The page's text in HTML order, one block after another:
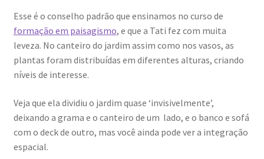
Esse é o conselho padrão que ensinamos no curso de
formação em paisagismo, e que a Tati fez com muita
leveza. No canteiro do jardim assim como nos vasos, as
plantas foram distribuídas em diferentes alturas, criando
níveis de interesse.
Veja que ela dividiu o jardim quase ‘invisivelmente’,
deixando a grama e o canteiro de um lado, e o banco e sofá
com o deck de outro, mas você ainda pode ver a integração
espacial.